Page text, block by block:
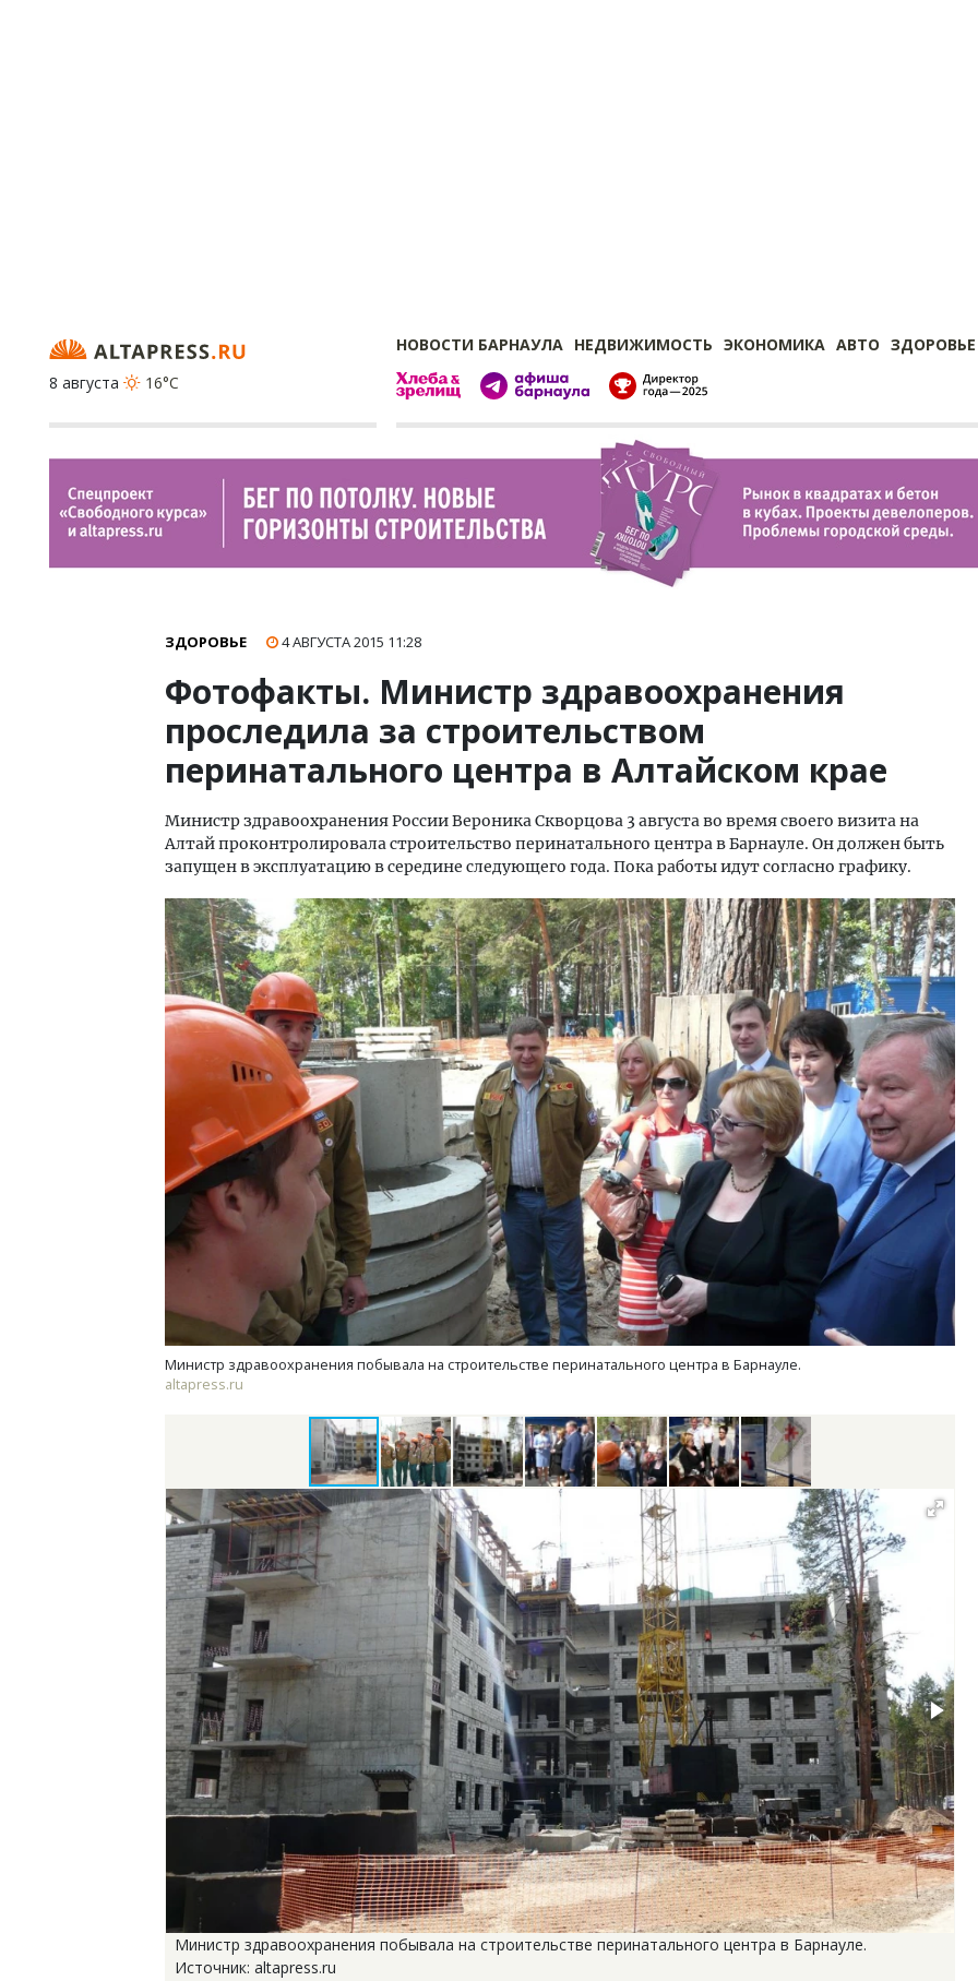
НОВОСТИ БАРНАУЛА НЕДВИЖИМОСТЬ ЭКОНОМИКА АВТО ЗДОРОВЬЕ
8 августа
16°C
ЗДОРОВЬЕ 4 АВГУСТА 2015 11:28
Фотофакты. Министр здравоохранения
проследила за строительством
перинатального центра в Алтайском крае
Министр здравоохранения России Вероника Скворцова 3 августа во время своего визита на
Алтай проконтролировала строительство перинатального центра в Барнауле. Он должен быть
запущен в эксплуатацию в середине следующего года. Пока работы идут согласно графику.
Министр здравоохранения побывала на строительстве перинатального центра в Барнауле.
altapress.ru
Министр здравоохранения побывала на строительстве перинатального центра в Барнауле.
Источник: altapress.ru
Смелость архитектурных идей.
Генеральный директор компании
ЗИАС — об эстетике городов,
трендах в фасадах и развитии рынка
СТРОИТЕЛЬСТВО
Ищем новые берега. Гендиректор
«Жилищной инициативы» Юрий
Гатилов — о том, как девелоперу
оставаться на плаву, когда рынок
штормит
СТРОИТЕЛЬСТВО
Архитектурный код
земли. Мощение
плитами становится
стандартом
СТРОИТЕЛЬСТВО